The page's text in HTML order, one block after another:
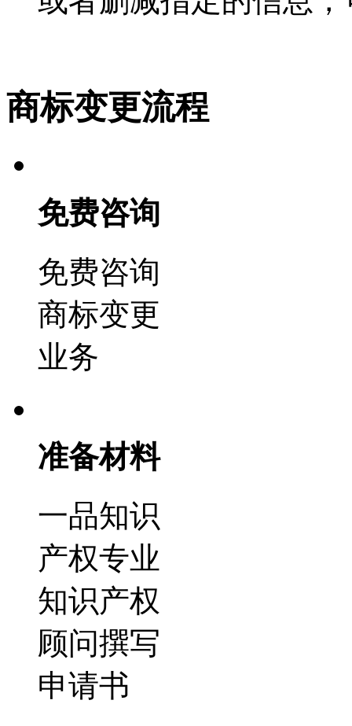
商标变更流程
免费咨询
免费咨询
商标变更
业务
准备材料
一品知识
产权专业
知识产权
顾问撰写
申请书